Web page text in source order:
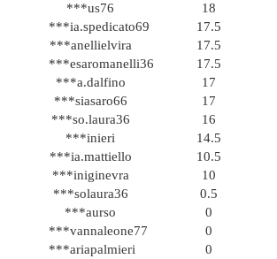
***us76
18
***ia.spedicato69
17.5
***anellielvira
17.5
***esaromanelli36
17.5
***a.dalfino
17
***siasaro66
17
***so.laura36
16
***inieri
14.5
***ia.mattiello
10.5
***iniginevra
10
***solaura36
0.5
***aurso
0
***vannaleone77
0
***ariapalmieri 0